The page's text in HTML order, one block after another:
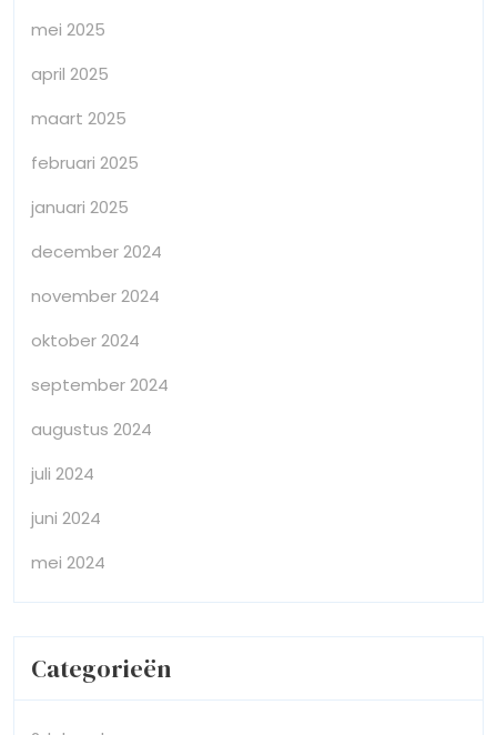
mei 2025
april 2025
maart 2025
februari 2025
januari 2025
december 2024
november 2024
oktober 2024
september 2024
augustus 2024
juli 2024
juni 2024
mei 2024
Categorieën